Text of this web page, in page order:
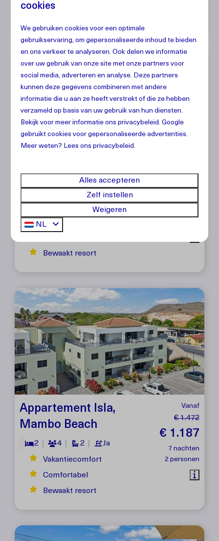
Appartement Ayana,
Mambo Beach
2 4 2 Ja
Vakantiecomfort
Bewaakt resort
Vanaf
€ 1.472
€ 1.187
7 nachten
2 personen
Appartement Isla,
Mambo Beach
2 4 2 Ja
Vakantiecomfort
Comfortabel
Bewaakt resort
cookies
We gebruiken cookies voor een optimale
gebruikservaring, om gepersonaliseerde inhoud te bieden
en ons verkeer te analyseren. Ook delen we informatie
over uw gebruik van onze site met onze partners voor
social media, adverteren en analyse. Deze partners
kunnen deze gegevens combineren met andere
informatie die u aan ze heeft verstrekt of die ze hebben
verzameld op basis van uw gebruik van hun diensten.
Bekijk voor meer informatie onsprivacybeleid.Google
gebruikt cookies voor gepersonaliseerde advertenties.
Meer weten? Lees ons privacybeleid.
Alles accepteren
Zelf instellen
Weigeren
NL